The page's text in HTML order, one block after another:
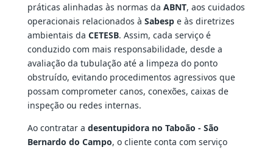
práticas alinhadas às normas da ABNT, aos cuidados
operacionais relacionados à Sabespe às diretrizes
ambientais da CETESB. Assim, cada serviço é
conduzido com mais responsabilidade, desde a
avaliação da tubulação até a limpeza do ponto
obstruído, evitando procedimentos agressivos que
possam comprometer canos, conexões, caixas de
inspeção ou redes internas.
Ao contratar a desentupidora no Taboão - São
Bernardo do Campo, o cliente conta com serviço